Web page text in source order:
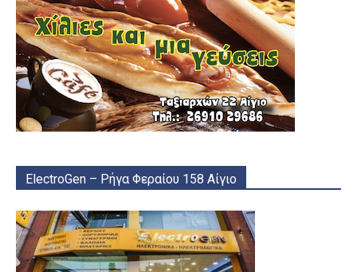
ElectroGen – Ρήγα Φεραίου 158 Αίγιο